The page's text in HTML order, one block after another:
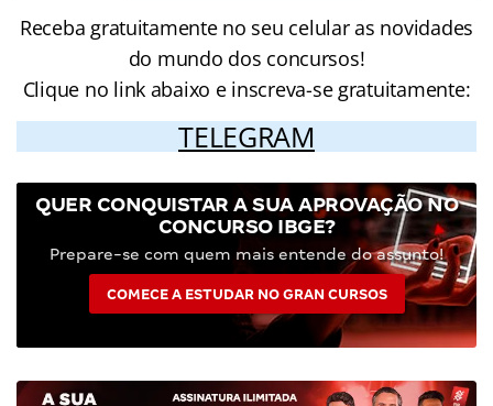
Receba gratuitamente no seu celular as novidades
do mundo dos concursos!
Clique no link abaixo e inscreva-se gratuitamente:
TELEGRAM
QUER CONQUISTAR A SUA APROVAÇÃO NO
CONCURSO IBGE?
Prepare-se com quem mais entende do assunto!
COMECE A ESTUDAR NO GRAN CURSOS